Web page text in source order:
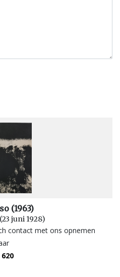
(1963)
juni 1928)
contact met ons opnemen